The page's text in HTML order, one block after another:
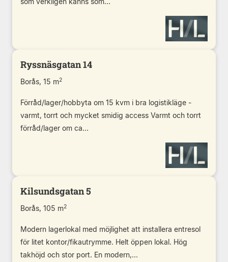
Ryssnäsgatan 14
Borås, 15 m2
Förråd/lager/hobbyta om 15 kvm i bra logistikläge -
varmt, torrt och mycket smidig access Varmt och torrt
förråd/lager om ca...
Kilsundsgatan 5
Borås, 105 m2
Modern lagerlokal med möjlighet att installera entresol
för litet kontor/fikautrymme. Helt öppen lokal. Hög
takhöjd och stor port. En modern,...